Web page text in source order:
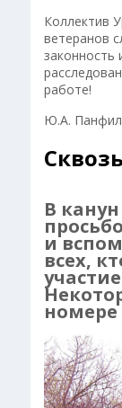
Коллектив
ветеранов
законность
работе!
Ю.А.
В
и
всех,